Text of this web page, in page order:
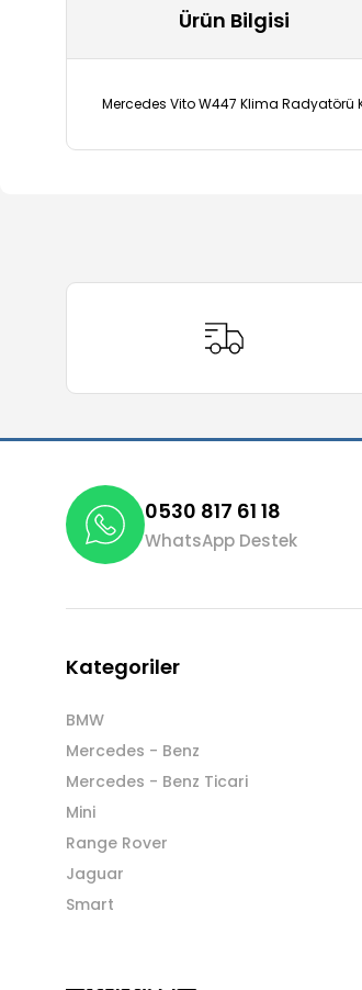
Ürün Bilgisi
Mercedes Vito W447 Klima Radyatörü
Ürün bilgilerinde hatalar bulunuyor.
Bu ürüne benzer farklı alternatifler
0530 817 61 18
WhatsApp Destek
Kategoriler
BMW
Mercedes - Benz
Mercedes - Benz Ticari
Mini
Range Rover
Jaguar
Smart